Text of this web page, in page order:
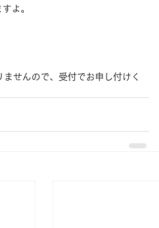
よ。
せんので、受付でお申し付けく